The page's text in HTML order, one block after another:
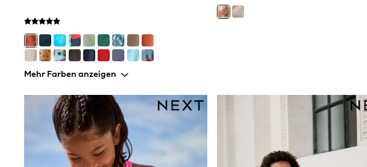
Sportswear
Dungarees
Multipacks
All Holiday Shop
Tops
Shorts
Skirts
Sandals & Sliders
Rash Vests
Sun Safe Swimwear
Sun Hats & Caps
All Footwear
Mehr Farben anzeigen